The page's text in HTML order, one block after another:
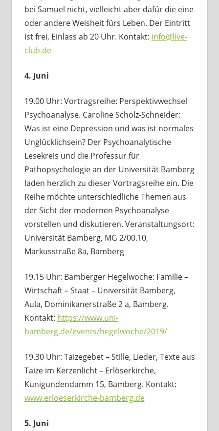
bei Samuel nicht, vielleicht aber dafür die eine
oder andere Weisheit fürs Leben. Der Eintritt
ist frei, Einlass ab 20 Uhr. Kontakt: info@live-
club.de
4. Juni
19.00 Uhr: Vortragsreihe: Perspektivwechsel
Psychoanalyse. Caroline Scholz-Schneider:
Was ist eine Depression und was ist normales
Unglücklichsein? Der Psychoanalytische
Lesekreis und die Professur für
Pathopsychologie an der Universität Bamberg
laden herzlich zu dieser Vortragsreihe ein. Die
Reihe möchte unterschiedliche Themen aus
der Sicht der modernen Psychoanalyse
vorstellen und diskutieren. Veranstaltungsort:
Universität Bamberg, MG 2/00.10,
Markusstraße 8a, Bamberg
19.15 Uhr: Bamberger Hegelwoche: Familie –
Wirtschaft – Staat – Universität Bamberg,
Aula, Dominikanerstraße 2 a, Bamberg.
Kontakt: https://www.uni-
bamberg.de/events/hegelwoche/2019/
19.30 Uhr: Taizegebet – Stille, Lieder, Texte aus
Taize im Kerzenlicht – Erlöserkirche,
Kunigundendamm 15, Bamberg. Kontakt:
www.erloeserkirche-bamberg.de
5. Juni